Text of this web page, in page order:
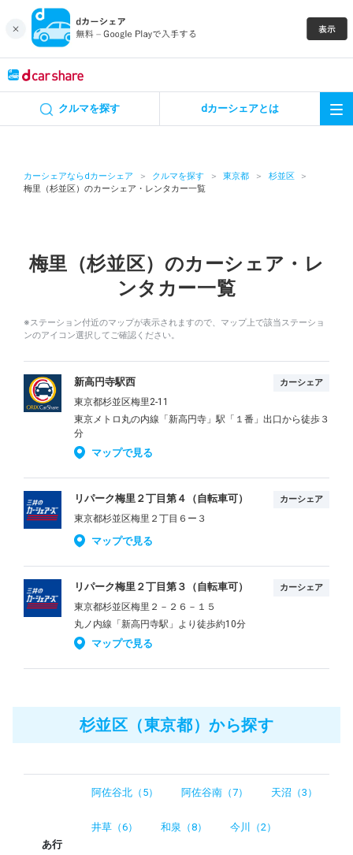
クルマを探す dカーシェアとは
カーシェアならdカーシェア クルマを探す 東京都
杉並区
梅里（杉並区）のカーシェア・レンタカー一覧
梅里（杉並区）のカーシェア・レ
ンタカー一覧
※ステーション付近のマップが表示されますので、マップ上で該当ステーショ
ンのアイコン選択してご確認ください。
新高円寺駅西 カーシェア
東京都杉並区梅里2-11
東京メトロ丸の内線「新高円寺」駅「１番」出口から徒歩３
分
マップで見る
リパーク梅里２丁目第４（自転車可） カーシェア
東京都杉並区梅里２丁目６ー３
マップで見る
リパーク梅里２丁目第３（自転車可） カーシェア
東京都杉並区梅里２－２６－１５
丸ノ内線「新高円寺駅」より徒歩約10分
マップで見る
杉並区（東京都）から探す
あ行
阿佐谷北（5） 阿佐谷南（7） 天沼（3）
井草（6） 和泉（8） 今川（2）
カーシェア
特集
アプリの使い方